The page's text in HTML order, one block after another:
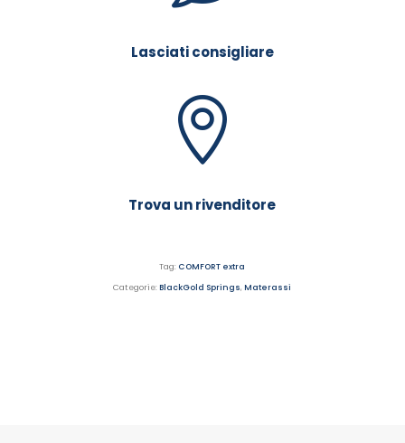
Lasciati consigliare
Categorie:BlackGold Springs,Materassi
Tag: COMFORT extra
Trova un rivenditore